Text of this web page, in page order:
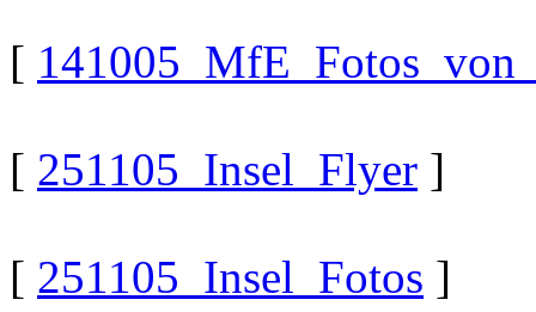
[
[ 251105_Insel_Flyer ]
[ 251105_Insel_Fotos ]